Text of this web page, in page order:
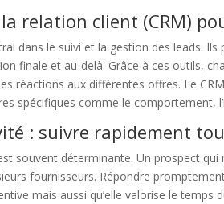
relation client (CRM)
dans le suivi et la gestion des leads.
finale et au-delà. Grâce à ces outils,
réactions aux différentes offres. Le
spécifiques comme le comportement,
: suivre rapidement
souvent déterminante. Un prospect
fournisseurs. Répondre
mais aussi qu’elle valorise le